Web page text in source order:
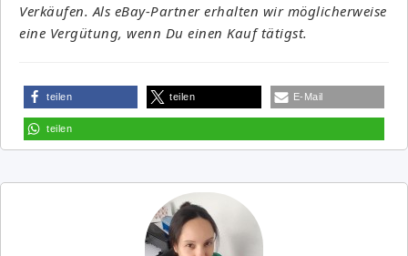
Verkäufen. Als eBay-Partner erhalten wir möglicherweise
eine Vergütung, wenn Du einen Kauf tätigst.
teilen teilen E-Mail
teilen